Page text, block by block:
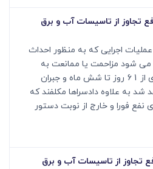
رفع تجاوز از تاسیسات آب و برق
عملیات اجرایی که به منظور احداث
شود مزاحمت یا ممانعت به
عمل آورد به حبس جنحه ای از 61 روز تا شش ماه و جبران
به علاوه دادسراها مکلفند که
فورا و خارج از نوبت دستور
رفع تجاوز از تاسیسات آب و برق